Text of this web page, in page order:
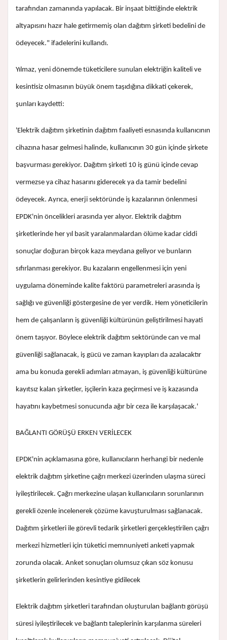
tarafından zamanında yapılacak. Bir inşaat bittiğinde elektrik
altyapısını hazır hale getirmemiş olan dağıtım şirketi bedelini de
ödeyecek." ifadelerini kullandı.
Yılmaz, yeni dönemde tüketicilere sunulan elektriğin kaliteli ve
kesintisiz olmasının büyük önem taşıdığına dikkati çekerek,
şunları kaydetti:
'Elektrik dağıtım şirketinin dağıtım faaliyeti esnasında kullanıcının
cihazına hasar gelmesi halinde, kullanıcının 30 gün içinde şirkete
başvurması gerekiyor. Dağıtım şirketi 10 iş günü içinde cevap
vermezse ya cihaz hasarını giderecek ya da tamir bedelini
ödeyecek. Ayrıca, enerji sektöründe iş kazalarının önlenmesi
EPDK'nin öncelikleri arasında yer alıyor. Elektrik dağıtım
şirketlerinde her yıl basit yaralanmalardan ölüme kadar ciddi
sonuçlar doğuran birçok kaza meydana geliyor ve bunların
sıfırlanması gerekiyor. Bu kazaların engellenmesi için yeni
uygulama döneminde kalite faktörü parametreleri arasında iş
sağlığı ve güvenliği göstergesine de yer verdik. Hem yöneticilerin
hem de çalışanların iş güvenliği kültürünün geliştirilmesi hayati
önem taşıyor. Böylece elektrik dağıtım sektöründe can ve mal
güvenliği sağlanacak, iş gücü ve zaman kayıpları da azalacaktır
ama bu konuda gerekli adımları atmayan, iş güvenliği kültürüne
kayıtsız kalan şirketler, işçilerin kaza geçirmesi ve iş kazasında
hayatını kaybetmesi sonucunda ağır bir ceza ile karşılaşacak.'
BAĞLANTI GÖRÜŞÜ ERKEN VERİLECEK
EPDK'nin açıklamasına göre, kullanıcıların herhangi bir nedenle
elektrik dağıtım şirketine çağrı merkezi üzerinden ulaşma süreci
iyileştirilecek. Çağrı merkezine ulaşan kullanıcıların sorunlarının
gerekli özenle incelenerek çözüme kavuşturulması sağlanacak.
Dağıtım şirketleri ile görevli tedarik şirketleri gerçekleştirilen çağrı
merkezi hizmetleri için tüketici memnuniyeti anketi yapmak
zorunda olacak. Anket sonuçları olumsuz çıkan söz konusu
şirketlerin gelirlerinden kesintiye gidilecek
Elektrik dağıtım şirketleri tarafından oluşturulan bağlantı görüşü
süresi iyileştirilecek ve bağlantı taleplerinin karşılanma süreleri